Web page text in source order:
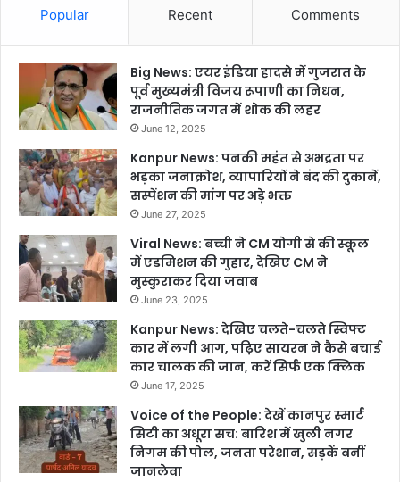
Popular Recent Comments
Big News: एयर इंडिया हादसे में गुजरात के
पूर्व मुख्यमंत्री विजय रूपाणी का निधन,
राजनीतिक जगत में शोक की लहर
June 12, 2025
Kanpur News: पनकी महंत से अभद्रता पर
भड़का जनाक्रोश, व्यापारियों ने बंद की दुकानें,
सस्पेंशन की मांग पर अड़े भक्त
June 27, 2025
Viral News: बच्ची ने CM योगी से की स्कूल
में एडमिशन की गुहार, देखिए CM ने
मुस्कुराकर दिया जवाब
June 23, 2025
Kanpur News: देखिए चलते-चलते स्विफ्ट
कार में लगी आग, पढ़िए सायरन ने कैसे बचाई
कार चालक की जान, करें सिर्फ एक क्लिक
June 17, 2025
Voice of the People: देखें कानपुर स्मार्ट
सिटी का अधूरा सच: बारिश में खुली नगर
निगम की पोल, जनता परेशान, सड़कें बनीं
जानलेवा